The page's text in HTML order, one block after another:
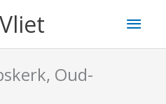
Oud-